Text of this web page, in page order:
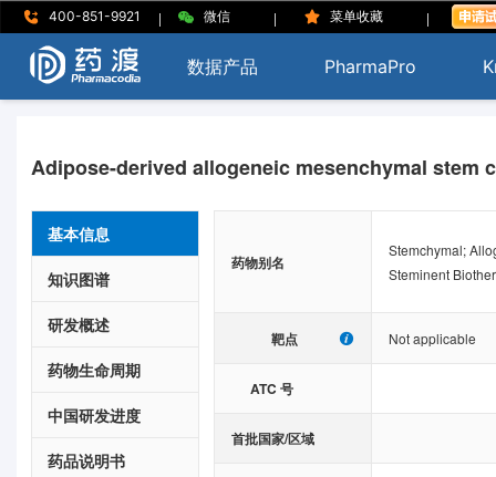
400-851-9921 | 微信 | 菜单收藏 |
数据产品 PharmaPro
Adipose-derived allogeneic mesenchymal stem
基本信息
知识图谱
研发概述
药物生命周期
中国研发进度
药品说明书
药物别名
Stemchymal;
Steminent
靶点 Not applicable
ATC 号
首批国家/区域